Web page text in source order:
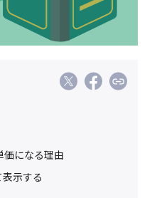
価になる理由
示する